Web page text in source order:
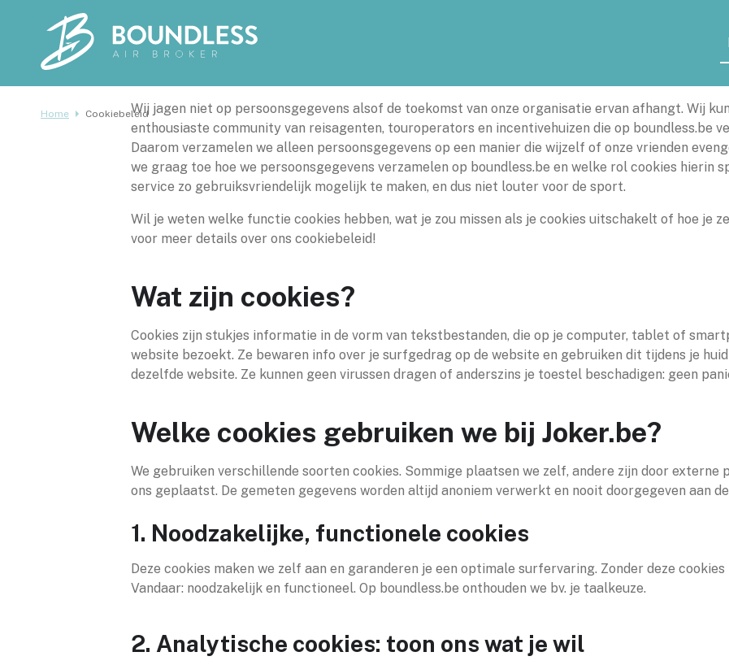
Home CookiebeleidWij jagen niet op persoonsgegevens alsof de toekomst van onze organisatie ervan afhangt. Wij
enthousiaste community van reisagenten, touroperators en incentivehuizen die op boundless.be
Daarom verzamelen we alleen persoonsgegevens op een manier die wijzelf of onze vrienden
we graag toe hoe we persoonsgegevens verzamelen op boundless.be en welke rol cookies hierin
service zo gebruiksvriendelijk mogelijk te maken, en dus niet louter voor de sport.
Wil je weten welke functie cookies hebben, wat je zou missen als je cookies uitschakelt of hoe je
voor meer details over ons cookiebeleid!
Wat zijn cookies?
Cookies zijn stukjes informatie in de vorm van tekstbestanden, die op je computer, tablet of
website bezoekt. Ze bewaren info over je surfgedrag op de website en gebruiken dit tijdens je
dezelfde website. Ze kunnen geen virussen dragen of anderszins je toestel beschadigen: geen
Welke cookies gebruiken we bij Joker.be?
We gebruiken verschillende soorten cookies. Sommige plaatsen we zelf, andere zijn door externe
ons geplaatst. De gemeten gegevens worden altijd anoniem verwerkt en nooit doorgegeven aan
1. Noodzakelijke, functionele cookies
Deze cookies maken we zelf aan en garanderen je een optimale surfervaring. Zonder deze
Vandaar: noodzakelijk en functioneel. Op boundless.be onthouden we bv. je taalkeuze.
2. Analytische cookies: toon ons wat je wil